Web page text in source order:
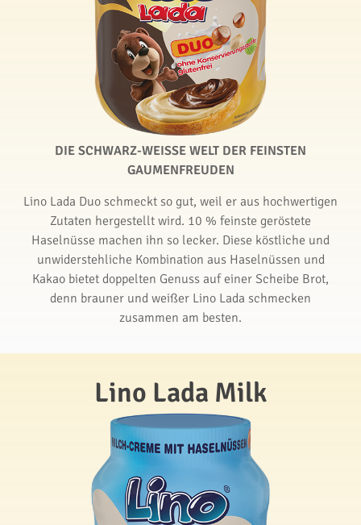
DIE SCHWARZ-WEISSE WELT DER FEINSTEN
GAUMENFREUDEN
Lino Lada Duo schmeckt so gut, weil er aus hochwertigen
Zutaten hergestellt wird. 10 % feinste geröstete
Haselnüsse machen ihn so lecker. Diese köstliche und
unwiderstehliche Kombination aus Haselnüssen und
Kakao bietet doppelten Genuss auf einer Scheibe Brot,
denn brauner und weißer Lino Lada schmecken
zusammen am besten.
Lino Lada Milk